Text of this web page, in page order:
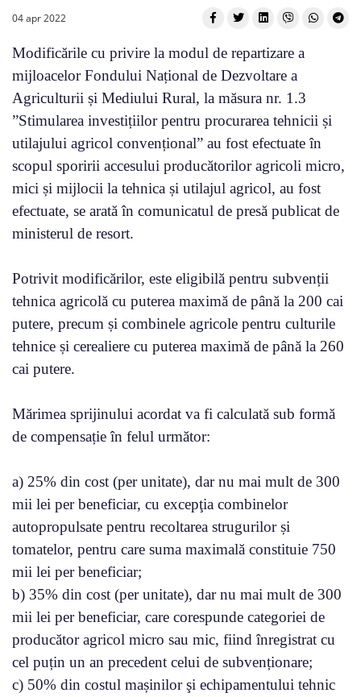
04 apr 2022
Modificările cu privire la modul de repartizare a
mijloacelor Fondului Național de Dezvoltare a
Agriculturii și Mediului Rural, la măsura nr. 1.3
”Stimularea investițiilor pentru procurarea tehnicii și
utilajului agricol convențional” au fost efectuate în
scopul sporirii accesului producătorilor agricoli micro,
mici și mijlocii la tehnica și utilajul agricol, au fost
efectuate, se arată în comunicatul de presă publicat de
ministerul de resort.
Potrivit modificărilor, este eligibilă pentru subvenții
tehnica agricolă cu puterea maximă de până la 200 cai
putere, precum și combinele agricole pentru culturile
tehnice și cerealiere cu puterea maximă de până la 260
cai putere.
Mărimea sprijinului acordat va fi calculată sub formă
de compensație în felul următor:
a) 25% din cost (per unitate), dar nu mai mult de 300
mii lei per beneficiar, cu excepţia combinelor
autopropulsate pentru recoltarea strugurilor și
tomatelor, pentru care suma maximală constituie 750
mii lei per beneficiar;
b) 35% din cost (per unitate), dar nu mai mult de 300
mii lei per beneficiar, care corespunde categoriei de
producător agricol micro sau mic, fiind înregistrat cu
cel puțin un an precedent celui de subvenționare;
c) 50% din costul mașinilor şi echipamentului tehnic